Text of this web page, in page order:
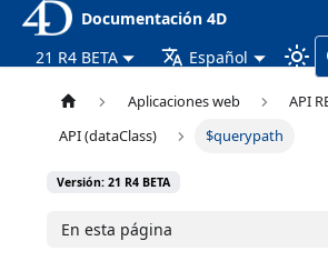
Documentación 4D
21 R4 BETA
Español
Aplicaciones web
API
API (dataClass)
$querypath
Versión: 21 R4 BETA
En esta página